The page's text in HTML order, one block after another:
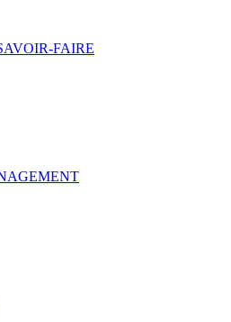
FAIRE